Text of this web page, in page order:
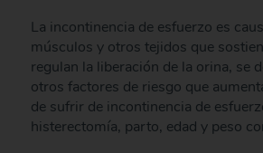
La incontinencia de esfuerzo es
músculos y otros tejidos que
regulan la liberación de la orina, se
otros factores de riesgo que
de sufrir de incontinencia de
histerectomía, parto, edad y peso